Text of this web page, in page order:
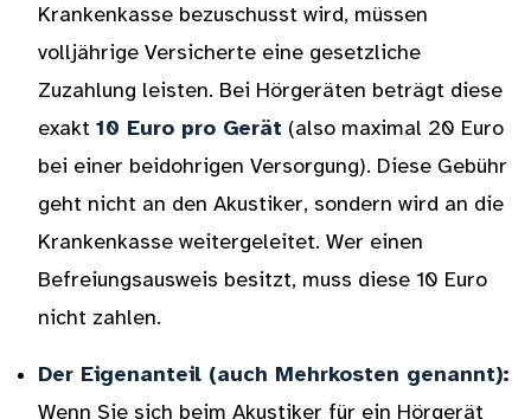
Krankenkasse bezuschusst wird, müssen
volljährige Versicherte eine gesetzliche
Zuzahlung leisten. Bei Hörgeräten beträgt diese
exakt 10 Euro pro Gerät (also maximal 20 Euro
bei einer beidohrigen Versorgung). Diese Gebühr
geht nicht an den Akustiker, sondern wird an die
Krankenkasse weitergeleitet. Wer einen
Befreiungsausweis besitzt, muss diese 10 Euro
nicht zahlen.
Der Eigenanteil (auch Mehrkosten genannt):
Wenn Sie sich beim Akustiker für ein Hörgerät